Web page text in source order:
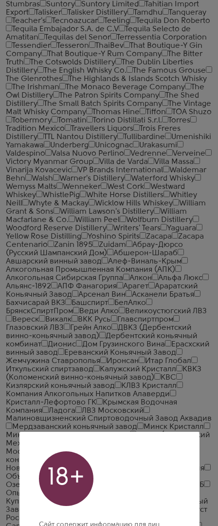
Stumbras
Suntory Suntory Limited
Tahitian Import
Export
Talisker Talisker Distillery Tamdhu
Tanqueray
Teacher's
Tecnoazucar Teeling
Tequila Don Roberto
Tequila Embajador S.A. de C.V
Tequila Selecto de
Amatitan
Tequilas del Senor
Terressentia Corporation
Tessendier
Tesseron ThaiBev
That Boutique-Y Gin
Company
That Boutique-Y Rum Company
The Bitter
Truth
The Cotswolds Distillery
The Dublin Liberties
Distillery
The English Whisky Co.
The Famous Grouse
The Glenrothes
The Highlands & Islands Scotch Whisky
The Irishman
The Monaco Beverage Company
The
Owl Distillery
The Patron Spirits Company
The Shed
Distillery
The Small Batch Spirits Company
The Vintage
Malt Whisky Company
Thomas Hine Tiffon
TOA Shuzo
Tobermory
Tomatin Torino Distillati S.r.l.
Torres
Tradition Mexico
Travellers Liquors
Trois Freres
Distillery
TTL Nantou Distillery Tullibardine
Umenishiki
Yamakawa
Underberg Unicognac
Urakasumi
Valdespino
Valsa Nuovo Perlino Vedrenne
Verveine
Victory Myanmar Group
Villa de Varda
Villa Massa
Vinarija Kovacevic
VP Brands International
Waldemar
Behn
Walsh Warner's Distillery
Waterford Whisky
Wemyss Malts
Wenneker West Cork
Westward
Whiskey
WhistlePig White Horse Distillers
Whitley
Neill
Whyte & Mackay Wicklow Hills Whiskey
William
Grant & Sons
William Lawson's Distillery
William
Macfarlane & Co.
William Peel
Wolfburn Distillery
Woodford Reserve Distillery
Writers' Tears
Yaguara
Yellow Rose Distilling
Yoshino Spirits Zacapa
Zacapa
Centenario
Zanin 1895 Zuidam
Абрау-Дюрсо
(Русский Шампанский Дом)
Абшерон-Шараб
Авшарский винный завод
Алеф-Виналь-Крым
Алкогольная Промышленная Компания (АПК)
Алкогольная Сибирская Группа
Алкон
Альфа Люкс
Альянс-1892
АПФ Фанагория Арагет
Араратский
Коньячный Завод
Арсенал Вин
Асканели Братья
Бахчисарай ВКЗ
Башспирт
БелАлко
БрянскСпиртПром
Веди Алко
Великоустюгский ЛВЗ
Вереск
Викалк ВКК Русь
Главспиртпром
Глазовский ЛВЗ
Грейн Алко
ДВКЗ (Дербентский
винно-коньячный завод)
Дербентский коньячный
комбинат
Дионис Дом Грузинского Вина
Ерасхский
винный завод
Ереванский Коньячный Завод
Жемчужина Ставрополья
Иронсан
Итар Глобал
Иткульский спиртзавод
Калужский Кристалл
КВКЗ
(Коломенский винно-коньячный завод)
КВС
Кизлярский коньячный завод
КЛВЗ Кристалл
Компания Алкогольных Напитков Алаверди
Кристалл-Лефортово ГК
Крымская Водочная
Компания
Ладога
ЛВЗ Московский
Малиновщизненский Спиртоводочный Завод Аквадив
Мердзаванский коньячный завод
Минск Кристалл
Минский завод виноградных вин
ММВЗ (Московский
Межреспубликанский Винодельческий Завод)
Московский завод Кристалл
коньячный завод
Национал Алко
Новокубанское
Объединенная Водочная Компания
Объединенные Пензенские Водочные Заводы
Озерский спиртоводочный завод (ОСВЗ)
ООО ССБ
Опытный завод НИВА
Купажный Завод
Пермалко
Прошянский Коньячный
Завод
Русский Алкоголь (Руст
Россия)
18+
Сайт содержит информацию для лиц